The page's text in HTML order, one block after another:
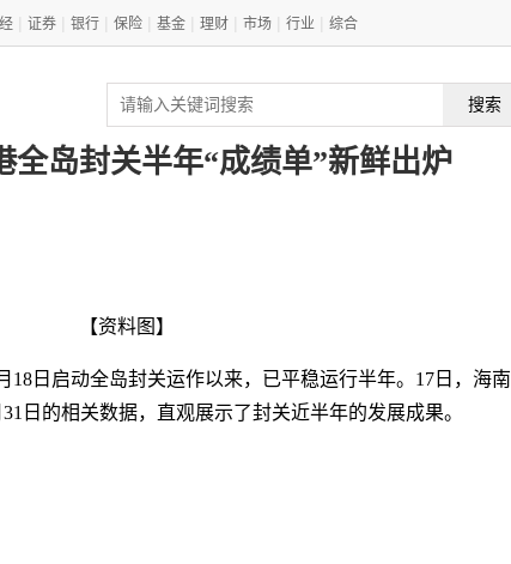
证券 银行 保险 基金 理财 市场 行业 综合
搜索
全岛封关半年“成绩单”新鲜出炉
【资料图】
18日启动全岛封关运作以来，已平稳运行半年。17日，海南
日的相关数据，直观展示了封关近半年的发展成果。